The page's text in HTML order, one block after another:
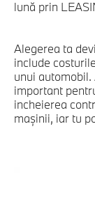
lună prin
Alegerea ta
include
unui
important
incheierea
maşinii, iar tu